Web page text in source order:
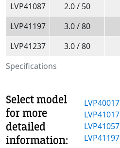
Specifications
LVP41087
2.0 / 50
LVP41197
3.0 / 80
LVP41237
3.0 / 80
Select model
for more
detailed
information:
LVP40017
LVP41017
LVP41057
LVP41197